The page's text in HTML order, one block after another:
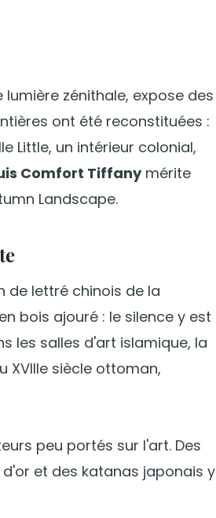
zénithale, expose des
ont été reconstituées :
Little, un intérieur colonial,
Comfort Tiffanymérite
Landscape.
de lettré chinois de la
bois ajouré : le silence y est
les salles d'art islamique, la
XVIIIe siècle ottoman,
peu portés sur l'art. Des
et des katanas japonais y